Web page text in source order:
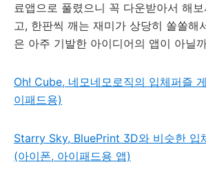
료앱으로 풀렸으니 꼭 다운받아서 해
고, 한판씩 깨는 재미가 상당히 쏠쏠해
은 아주 기발한 아이디어의 앱이 아닐
Oh! Cube, 네모네모로직의 입체퍼즐
이패드용)
Starry Sky, BluePrint 3D와 비슷한 입
(아이폰, 아이패드용 앱)